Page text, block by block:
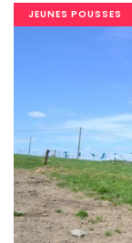
JEUNES POUSSES
Image